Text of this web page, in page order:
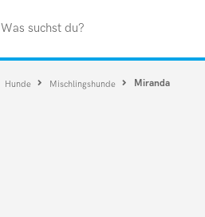
Was suchst du?
Hunde Mischlingshunde Miranda